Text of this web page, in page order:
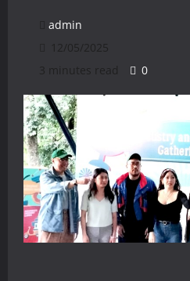
admin
12/05/2025
3 minutes read
0